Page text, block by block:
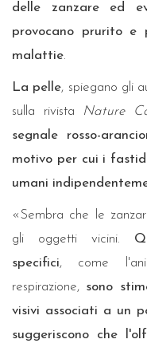
delle zanzare ed
provocano prurito e
malattie.
La pelle, spiegano gli
sulla rivista
Nature
segnale rosso-
motivo per cui i
umani
«Sembra che le
gli oggetti vicini.
specifici, come
respirazione, sono
visivi associati a un
suggeriscono che